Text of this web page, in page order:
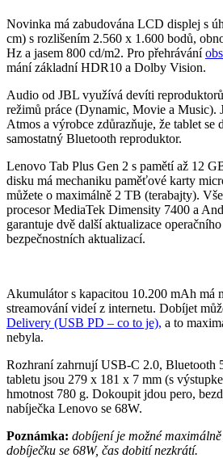
Novinka má zabudována LCD displej s
cm) s rozlišením 2.560 x 1.600 bodů,
Hz a jasem 800 cd/m2. Pro přehrávání
mání základní HDR10 a Dolby Vision.
Audio od JBL využívá devíti
režimů práce (Dynamic, Movie a Music).
Atmos a výrobce zdůrazňuje, že tablet se
samostatný Bluetooth reproduktor.
Lenovo Tab Plus Gen 2 s pamětí až 12
disku má mechaniku paměťové karty
můžete o maximálně 2 TB (terabajty).
procesor MediaTek Dimensity 7400 a
garantuje dvě další aktualizace
bezpečnostních aktualizací.
Akumulátor s kapacitou 10.200 mAh má
streamování videí z internetu. Dobíjet
Delivery (USB PD – co to je), a to
nebyla.
Rozhraní zahrnují USB-C 2.0, Bluetooth
tabletu jsou 279 x 181 x 7 mm (s
hmotnost 780 g. Dokoupit jdou pero,
nabíječka Lenovo se 68W.
Poznámka: dobíjení je možné
dobíječku se 68W, čas dobití nezkrátí.